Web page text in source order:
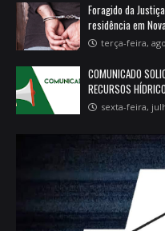
Foragido da
residência em
terça-feira,
COMUNICADO
RECURSOS
sexta-feira,